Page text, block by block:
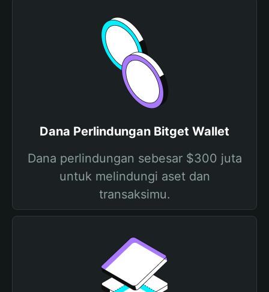
Dana Perlindungan Bitget Wallet
Dana perlindungan sebesar $300 juta
untuk melindungi aset dan
transaksimu.